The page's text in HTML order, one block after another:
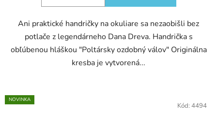
Ani praktické handričky na okuliare sa nezaobišli bez
potlače z legendárneho Dana Dreva. Handrička s
obľúbenou hláškou "Poltársky ozdobný válov" Originálna
kresba je vytvorená...
NOVINKA
Kód: 4494